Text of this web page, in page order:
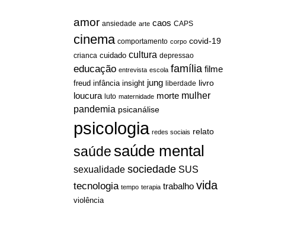
amor ansiedade arte caos CAPS
cinema comportamento corpo covid-19
crianca cuidado cultura depressao
educação entrevista escola família filme
freud infância insight jung liberdade livro
loucura luto maternidade morte mulher
pandemia psicanálise
psicologia redes sociais relato
saúdesaúde mental
sexualidade sociedade SUS
tecnologia tempo terapia trabalho vida
violência